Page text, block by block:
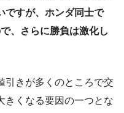
ですが、ホンダ同士で
、さらに勝負は激化し
引きが多くのところで交
きくなる要因の一つとな